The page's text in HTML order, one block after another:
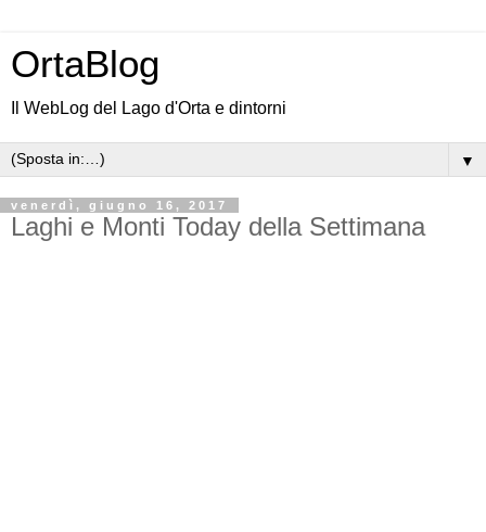
OrtaBlog
Il WebLog del Lago d'Orta e dintorni
▼
venerdì, giugno 16, 2017
Laghi e Monti Today della Settimana